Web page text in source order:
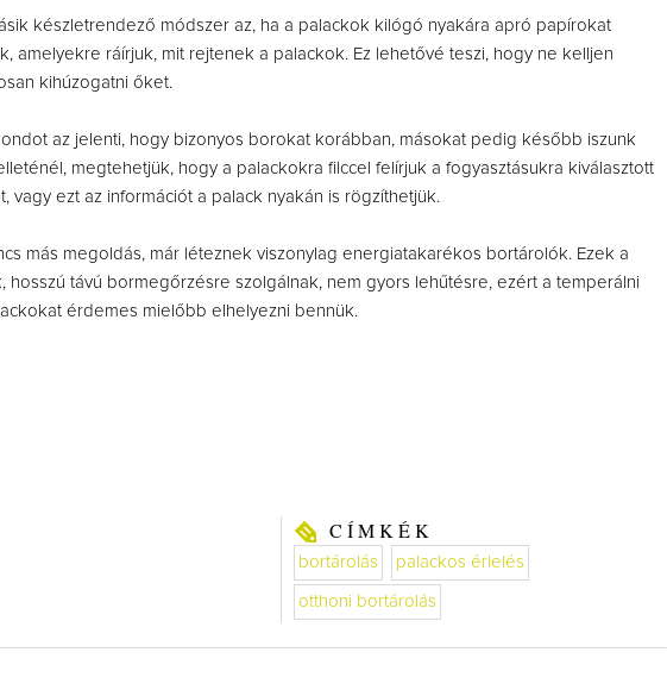
készletrendező módszer az, ha a palackok kilógó nyakára apró papírokat
amelyekre ráírjuk, mit rejtenek a palackok. Ez lehetővé teszi, hogy ne kelljen
kihúzogatni őket.
az jelenti, hogy bizonyos borokat korábban, másokat pedig később iszunk
megtehetjük, hogy a palackokra filccel felírjuk a fogyasztásukra kiválasztott
vagy ezt az információt a palack nyakán is rögzíthetjük.
más megoldás, már léteznek viszonylag energiatakarékos bortárolók. Ezek a
hosszú távú bormegőrzésre szolgálnak, nem gyors lehűtésre, ezért a temperálni
érdemes mielőbb elhelyezni bennük.
CÍMKÉK
bortárolás palackos érlelés
otthoni bortárolás